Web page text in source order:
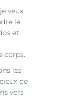
veux
le
et
corps.
les
de
vers